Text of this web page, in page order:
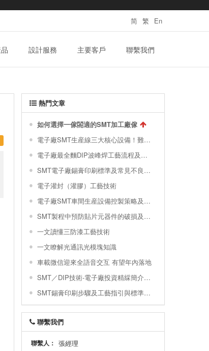
简 繁 En
設計服務 主要客戶 聯繫我們
熱門文章
如何選擇一傢閤適的SMT加工廠傢
電子廠SMT生産線三大核心設備！難得一見的SMT製程關鍵工藝視頻！
電子廠最全麵DIP波峰焊工藝流程及波峰焊接的缺陷不良原因分析 !
SMT電子廠錫膏印刷標準及常見不良分析滙總
電子灌封（灌膠）工藝技術
電子廠SMT車間生産設備控製策略及對環境的要求|榦貨分享
SMT製程中預防貼片元器件的破損及撞件
一文讀懂三防漆工藝技術
一文瞭解光通訊光模塊知識
車載微信迎來全語音交互 有望年內落地
SMT／DIP技術-電子廠投資精綵簡介與配置圖示
SMT錫膏印刷步驟及工藝指引與標準及常不良
聯繫我們
聯繫人： 張經理